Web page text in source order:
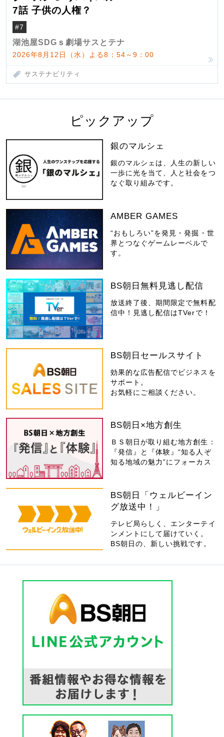
7話 子供の人権？
#7
湖池屋SDGｓ劇場サスとテナ
2026年8月12日（水）よる8：54～9：00
サステナビリティ
ピックアップ
銀のマルシェ
銀のマルシェは、人生の新しい
一歩に光を当て、人と社会をつ
なぐ取り組みです。
AMBER GAMES
“おもしろい”を発見・発掘・世
界とつなぐゲームレーベルで
す。
BS朝日無料見逃し配信
放送終了後、期間限定で無料配
信中！見逃し配信はTVerで！
BS朝日セールスサイト
効果的な広告配信でビジネスを
サポート。
お気軽にご相談ください。
BS朝日×地方創生
ＢＳ朝日が取り組む地方創生：
『発信』と『体験』“知る人ぞ
知る地域の魅力”にフォーカス
BS朝日「ウェルビーイン
グ放送中！」
テレビ局らしく、エンターテイ
ンメントにして届けていく。
BS朝日の、新しい挑戦です。